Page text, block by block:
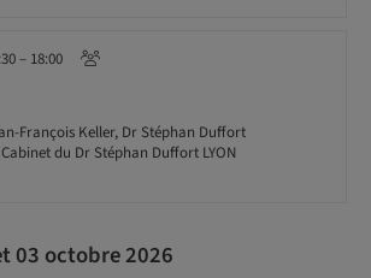
– 18:00
François Keller, Dr Stéphan Duffort
Cabinet du Dr Stéphan Duffort LYON
03 octobre 2026